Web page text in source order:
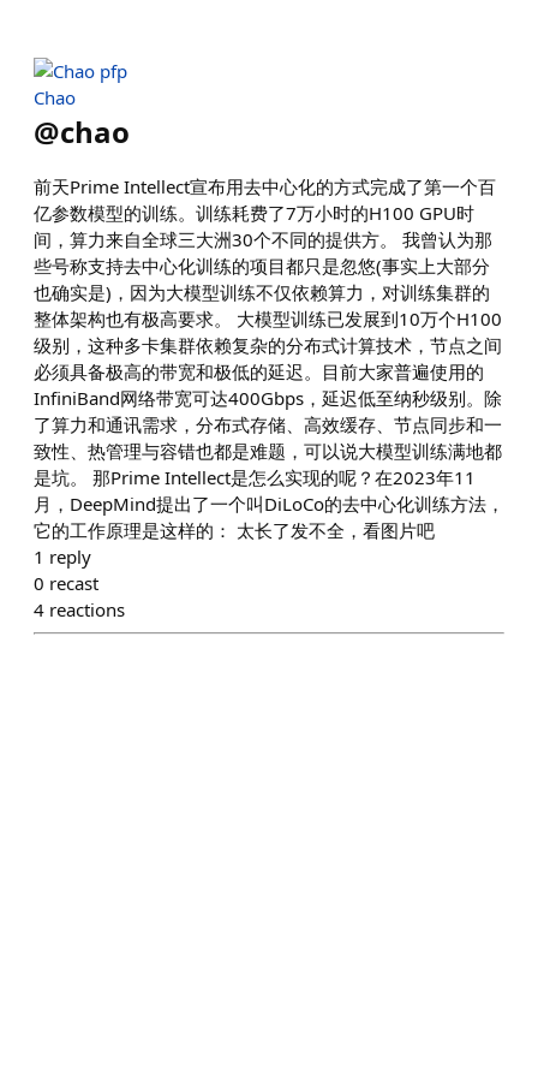
Chao
@chao
前天Prime Intellect宣布用去中心化的方式完成了第一个百
亿参数模型的训练。训练耗费了7万小时的H100 GPU时
间，算力来自全球三大洲30个不同的提供方。 我曾认为那
些号称支持去中心化训练的项目都只是忽悠(事实上大部分
也确实是)，因为大模型训练不仅依赖算力，对训练集群的
整体架构也有极高要求。 大模型训练已发展到10万个H100
级别，这种多卡集群依赖复杂的分布式计算技术，节点之间
必须具备极高的带宽和极低的延迟。目前大家普遍使用的
InfiniBand网络带宽可达400Gbps，延迟低至纳秒级别。除
了算力和通讯需求，分布式存储、高效缓存、节点同步和一
致性、热管理与容错也都是难题，可以说大模型训练满地都
是坑。 那Prime Intellect是怎么实现的呢？在2023年11
月，DeepMind提出了一个叫DiLoCo的去中心化训练方法，
它的工作原理是这样的： 太长了发不全，看图片吧
1 reply
0 recast
4 reactions